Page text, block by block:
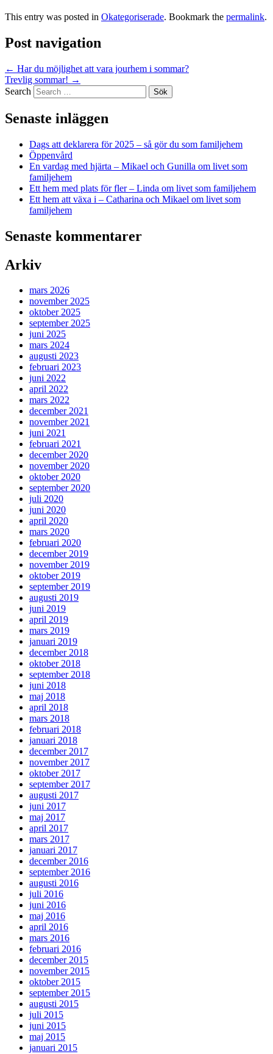
This entry was posted in Okategoriserade. Bookmark the permalink.
Post navigation
← Har du möjlighet att vara jourhem i sommar?
Trevlig sommar! →
Search
Senaste inläggen
Dags att deklarera för 2025 – så gör du som familjehem
Öppenvård
En vardag med hjärta – Mikael och Gunilla om livet som
familjehem
Ett hem med plats för fler – Linda om livet som familjehem
Ett hem att växa i – Catharina och Mikael om livet som
familjehem
Senaste kommentarer
Arkiv
mars 2026
november 2025
oktober 2025
september 2025
juni 2025
mars 2024
augusti 2023
februari 2023
juni 2022
april 2022
mars 2022
december 2021
november 2021
juni 2021
februari 2021
december 2020
november 2020
oktober 2020
september 2020
juli 2020
juni 2020
april 2020
mars 2020
februari 2020
december 2019
november 2019
oktober 2019
september 2019
augusti 2019
juni 2019
april 2019
mars 2019
januari 2019
december 2018
oktober 2018
september 2018
juni 2018
maj 2018
april 2018
mars 2018
februari 2018
januari 2018
december 2017
november 2017
oktober 2017
september 2017
augusti 2017
juni 2017
maj 2017
april 2017
mars 2017
januari 2017
december 2016
september 2016
augusti 2016
juli 2016
juni 2016
maj 2016
april 2016
mars 2016
februari 2016
december 2015
november 2015
oktober 2015
september 2015
augusti 2015
juli 2015
juni 2015
maj 2015
januari 2015